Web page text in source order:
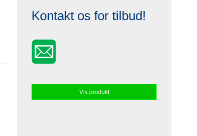
Kontakt os for tilbud!
Vis produkt